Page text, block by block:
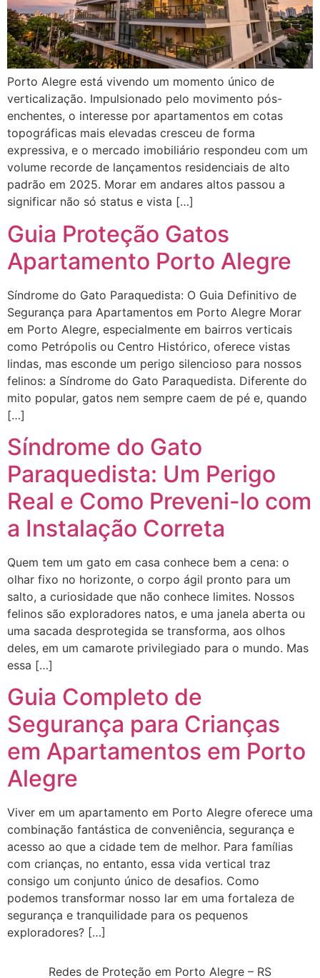
Porto Alegre está vivendo um momento único de
verticalização. Impulsionado pelo movimento pós-
enchentes, o interesse por apartamentos em cotas
topográficas mais elevadas cresceu de forma
expressiva, e o mercado imobiliário respondeu com um
volume recorde de lançamentos residenciais de alto
padrão em 2025. Morar em andares altos passou a
significar não só status e vista […]
Guia Proteção Gatos
Apartamento Porto Alegre
Síndrome do Gato Paraquedista: O Guia Definitivo de
Segurança para Apartamentos em Porto Alegre Morar
em Porto Alegre, especialmente em bairros verticais
como Petrópolis ou Centro Histórico, oferece vistas
lindas, mas esconde um perigo silencioso para nossos
felinos: a Síndrome do Gato Paraquedista. Diferente do
mito popular, gatos nem sempre caem de pé e, quando
[…]
Síndrome do Gato
Paraquedista: Um Perigo
Real e Como Preveni-lo com
a Instalação Correta
Quem tem um gato em casa conhece bem a cena: o
olhar fixo no horizonte, o corpo ágil pronto para um
salto, a curiosidade que não conhece limites. Nossos
felinos são exploradores natos, e uma janela aberta ou
uma sacada desprotegida se transforma, aos olhos
deles, em um camarote privilegiado para o mundo. Mas
essa […]
Guia Completo de
Segurança para Crianças
em Apartamentos em Porto
Alegre
Viver em um apartamento em Porto Alegre oferece uma
combinação fantástica de conveniência, segurança e
acesso ao que a cidade tem de melhor. Para famílias
com crianças, no entanto, essa vida vertical traz
consigo um conjunto único de desafios. Como
podemos transformar nosso lar em uma fortaleza de
segurança e tranquilidade para os pequenos
exploradores? […]
Redes de Proteção em Porto Alegre – RS